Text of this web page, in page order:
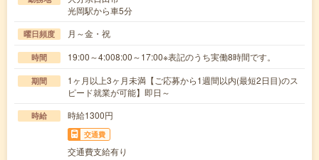
光岡駅から車5分
曜日頻度 月～金・祝
時間 19:00～4:008:00～17:00※表記のうち実働8時間です。
期間
1ヶ月以上3ヶ月未満【ご応募から1週間以内(最短2日目)のス
ピード就業が可能】即日～
時給 時給1300円
交通費
交通費支給有り